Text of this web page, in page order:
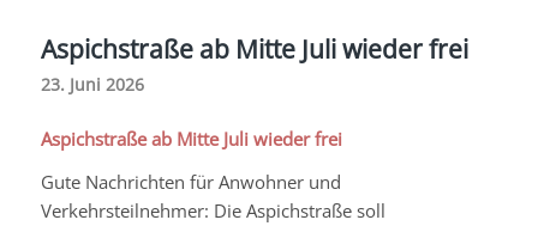
Aspichstraße ab Mitte Juli wieder frei
23. Juni 2026
Aspichstraße ab Mitte Juli wieder frei
Gute Nachrichten für Anwohner und
Verkehrsteilnehmer: Die Aspichstraße soll